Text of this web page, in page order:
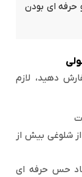
ای بودن
دهید، لازم
شلوغی بیش از
حس حرفه ای